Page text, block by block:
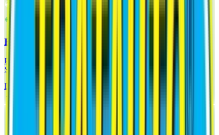
ROTES SCHMIERFETT
Produkt der neuesten Generation. Synthetisches Schmiermittel im
Sprayformat.
Datenblatt Analysieren